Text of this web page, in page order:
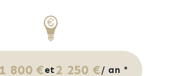
1 800 €et 2 250 €/ an *